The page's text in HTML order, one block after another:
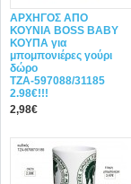
ΑΡΧΗΓΟΣ ΑΠΟ
ΚΟΥΝΙΑ BOSS BABY
ΚΟΥΠΑ για
μπομπονιέρες γούρι
δώρο
ΤΖΑ-597088/31185
2.98€!!!
2,98€